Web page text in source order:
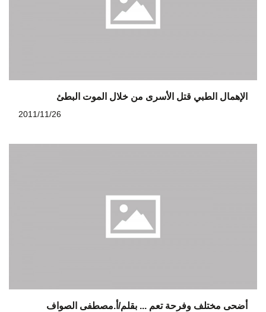
الإهمال الطبي قتل الأسرى من خلال الموت البطئ
أضحى مختلف وفرحة تعم ... بقلم/أ.مصطفى الصواف